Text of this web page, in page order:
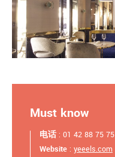
Must know
电话 : 01 42 88 75 75
Website : yeeels.com